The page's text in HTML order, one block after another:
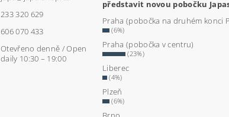
233 320 629
606 070 433
Otevřeno denně / Open
daily 10:30 – 19:00
představit novou pobočku
Praha (pobočka na druhém konci
(6%)
Praha (pobočka v centru)
(23%)
Liberec
(4%)
Plzeň
(6%)